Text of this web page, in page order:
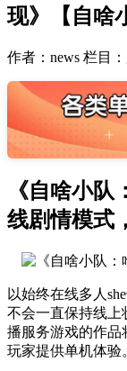
现》【自啥
作者：news 栏目：
《自啥小
线剧情模式
以始终在线多人
不会一直保持线上
播服务游戏的作品
玩家提供单机体验